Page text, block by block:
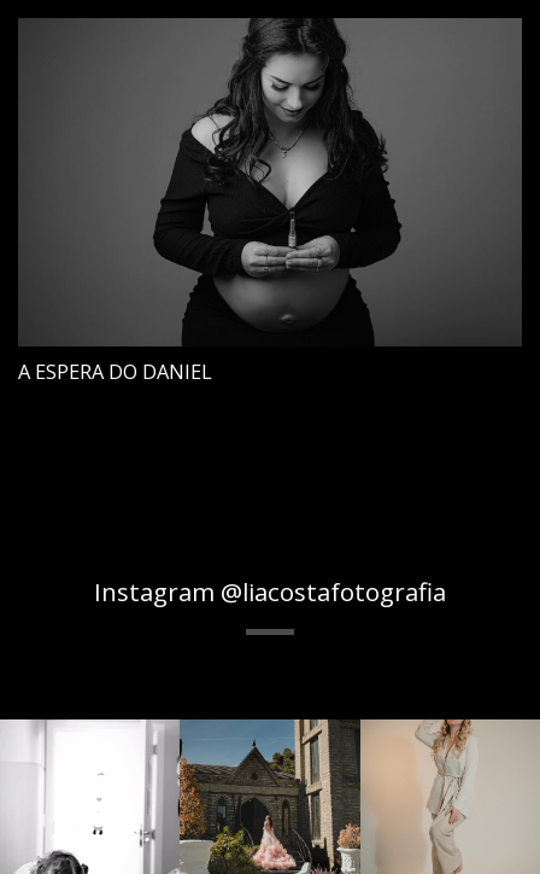
A ESPERA DO DANIEL
Instagram @liacostafotografia